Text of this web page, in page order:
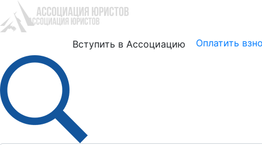
Вступить в Ассоциацию Оплатить